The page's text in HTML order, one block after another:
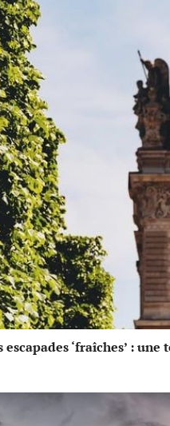
‘fraîches’ :